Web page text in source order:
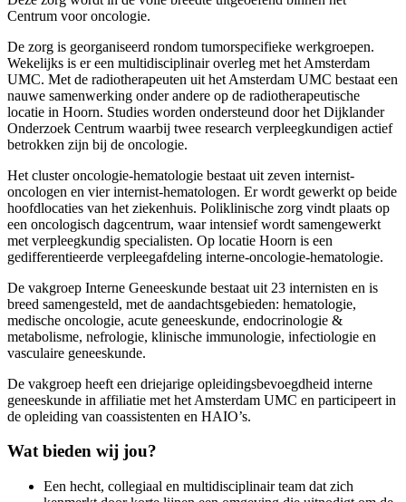
Centrum voor oncologie.
De zorg is georganiseerd rondom tumorspecifieke werkgroepen.
Wekelijks is er een multidisciplinair overleg met het Amsterdam
UMC. Met de radiotherapeuten uit het Amsterdam UMC bestaat een
nauwe samenwerking onder andere op de radiotherapeutische
locatie in Hoorn. Studies worden ondersteund door het Dijklander
Onderzoek Centrum waarbij twee research verpleegkundigen actief
betrokken zijn bij de oncologie.
Het cluster oncologie-hematologie bestaat uit zeven internist-
oncologen en vier internist-hematologen. Er wordt gewerkt op beide
hoofdlocaties van het ziekenhuis. Poliklinische zorg vindt plaats op
een oncologisch dagcentrum, waar intensief wordt samengewerkt
met verpleegkundig specialisten. Op locatie Hoorn is een
gedifferentieerde verpleegafdeling interne-oncologie-hematologie.
De vakgroep Interne Geneeskunde bestaat uit 23 internisten en is
breed samengesteld, met de aandachtsgebieden: hematologie,
medische oncologie, acute geneeskunde, endocrinologie &
metabolisme, nefrologie, klinische immunologie, infectiologie en
vasculaire geneeskunde.
De vakgroep heeft een driejarige opleidingsbevoegdheid interne
geneeskunde in affiliatie met het Amsterdam UMC en participeert in
de opleiding van coassistenten en HAIO’s.
Wat bieden wij jou?
Een hecht, collegiaal en multidisciplinair team dat zich